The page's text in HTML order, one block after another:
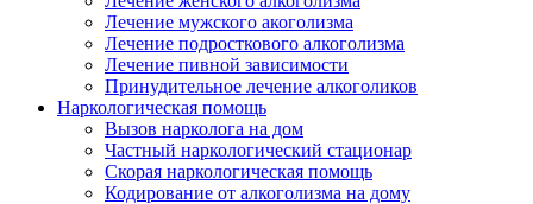
Лечение мужского акоголизма
Лечение подросткового алкоголизма
Лечение пивной зависимости
Принудительное лечение алкоголиков
Наркологическая помощь
Вызов нарколога на дом
Частный наркологический стационар
Скорая наркологическая помощь
Кодирование от алкоголизма на дому